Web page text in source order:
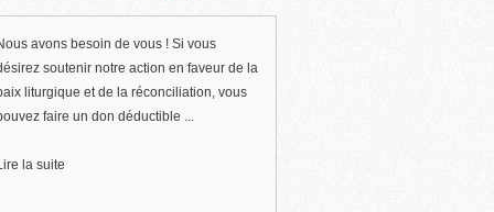
avons besoin de vous ! Si vous
soutenir notre action en faveur de la
liturgique et de la réconciliation, vous
faire un don déductible ...
la suite